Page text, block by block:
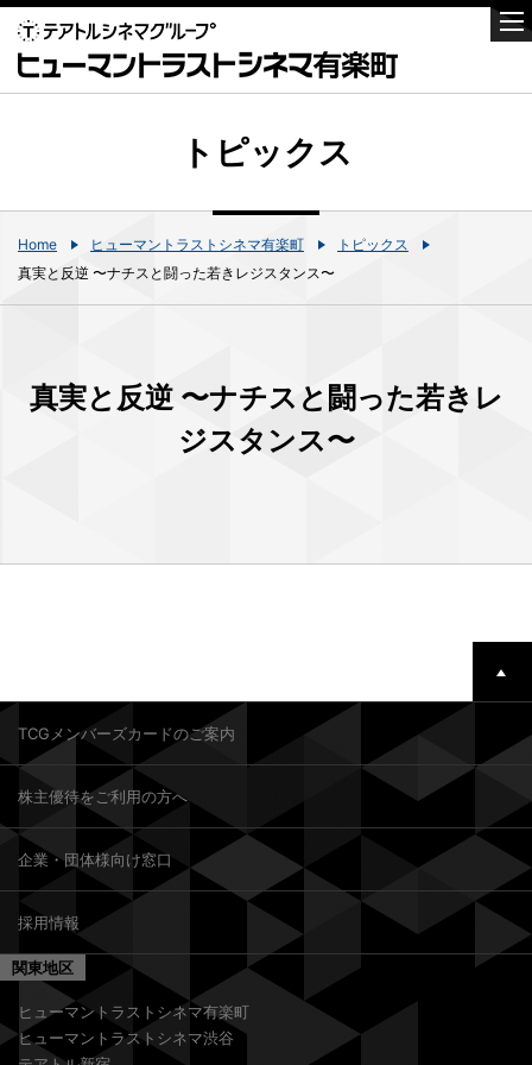
トピックス
Home ヒューマントラストシネマ有楽町
トピックス
真実と反逆 〜ナチスと闘った若きレジスタンス〜
真実と反逆 〜ナチスと闘った若きレ
ジスタンス〜
TCGメンバーズカードのご案内
株主優待をご利用の方へ
企業・団体様向け窓口
採用情報
関東地区
ヒューマントラストシネマ有楽町
ヒューマントラストシネマ渋谷